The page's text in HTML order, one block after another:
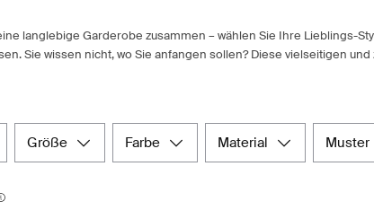
langlebige Garderobe zusammen – wählen Sie Ihre Lieblings-
Sie wissen nicht, wo Sie anfangen sollen? Diese vielseitigen
größe farbe material muster